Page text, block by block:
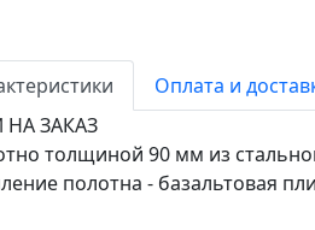
Оплата и
НА ЗАКАЗ
толщиной 90 мм из
полотна - базальтовая